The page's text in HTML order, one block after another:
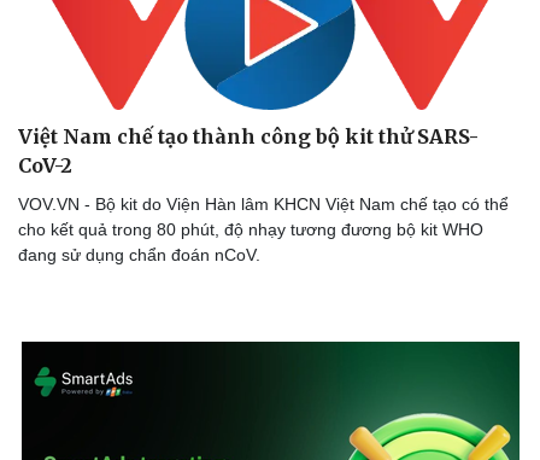
Việt Nam chế tạo thành công bộ kit thử SARS-
CoV-2
VOV.VN - Bộ kit do Viện Hàn lâm KHCN Việt Nam chế tạo có thể
cho kết quả trong 80 phút, độ nhạy tương đương bộ kit WHO
đang sử dụng chẩn đoán nCoV.